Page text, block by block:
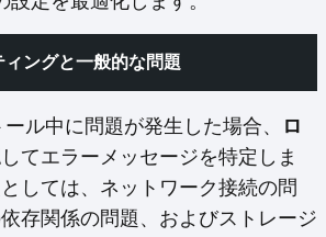
ィングと一般的な問題
ル中に問題が発生した場合、
ロ
てエラーメッセージを特定しま
しては、ネットワーク接続の問
存関係の問題、およびストレージ